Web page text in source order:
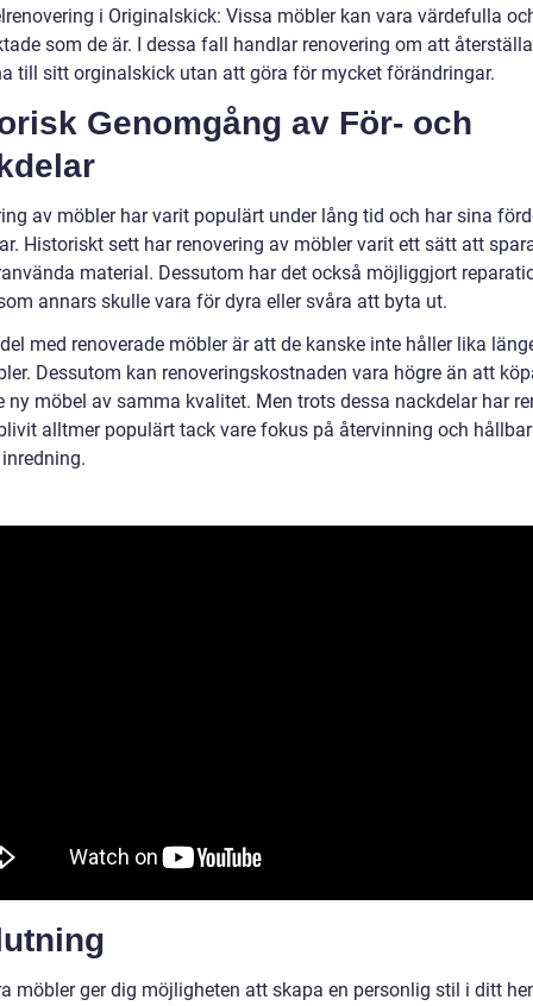
i Originalskick: Vissa möbler kan vara värdefulla
som de är. I dessa fall handlar renovering om att återställa
till sitt orginalskick utan att göra för mycket förändringar.
Genomgång av För- och
av möbler har varit populärt under lång tid och har sina
Historiskt sett har renovering av möbler varit ett sätt att
material. Dessutom har det också möjliggjort
annars skulle vara för dyra eller svåra att byta ut.
med renoverade möbler är att de kanske inte håller lika
Dessutom kan renoveringskostnaden vara högre än att
ny möbel av samma kvalitet. Men trots dessa nackdelar har
alltmer populärt tack vare fokus på återvinning och
möbler ger dig möjligheten att skapa en personlig stil i ditt